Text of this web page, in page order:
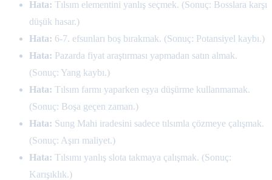
Hata: Tılsım elementini yanlış seçmek. (Sonuç: Bosslara karşı
düşük hasar.)
Hata: 6-7. efsunları boş bırakmak. (Sonuç: Potansiyel kaybı.)
Hata: Pazarda fiyat araştırması yapmadan satın almak.
(Sonuç: Yang kaybı.)
Hata: Tılsım farmı yaparken eşya düşürme kullanmamak.
(Sonuç: Boşa geçen zaman.)
Hata: Sung Mahi iradesini sadece tılsımla çözmeye çalışmak.
(Sonuç: Aşırı maliyet.)
Hata: Tılsımı yanlış slota takmaya çalışmak. (Sonuç:
Karışıklık.)